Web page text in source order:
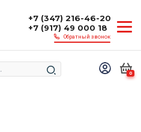
+7 (347) 216-46-20
+7 (917) 49 000 18
Обратный звонок
0